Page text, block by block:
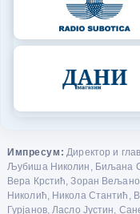
Импресум: Директор и
Љубиша Николин, Биљана
Вера Крстић, Зоран
Николић, Никола Стантић,
Гурјанов, Ласло Јустин,